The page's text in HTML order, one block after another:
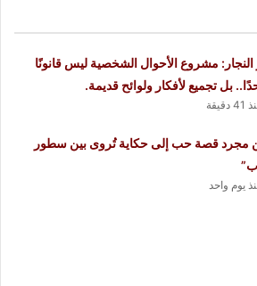
النجار: مشروع الأحوال الشخصية ليس قانونًا
بل تجميع لأفكار ولوائح قديمة.
دقيقة
مجرد قصة حب إلى حكاية تُروى بين سطور
يوم واحد